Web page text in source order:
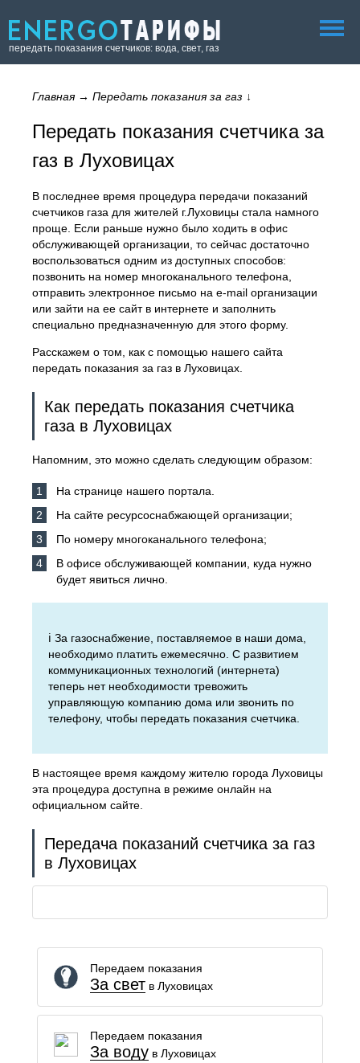
передать показания счетчиков: вода, свет, газ
Главная→ Передать показания за газ ↓
Передать показания счетчика за
газ в Луховицах
В последнее время процедура передачи показаний
счетчиков газа для жителей г.Луховицы стала намного
проще. Если раньше нужно было ходить в офис
обслуживающей организации, то сейчас достаточно
воспользоваться одним из доступных способов:
позвонить на номер многоканального телефона,
отправить электронное письмо на e-mail организации
или зайти на ее сайт в интернете и заполнить
специально предназначенную для этого форму.
Расскажем о том, как с помощью нашего сайта
передать показания за газ в Луховицах.
Как передать показания счетчика
газа в Луховицах
Напомним, это можно сделать следующим образом:
На странице нашего портала.
На сайте ресурсоснабжающей организации;
По номеру многоканального телефона;
В офисе обслуживающей компании, куда нужно
будет явиться лично.
ℹ️ За газоснабжение, поставляемое в наши дома,
необходимо платить ежемесячно. С развитием
коммуникационных технологий (интернета)
теперь нет необходимости тревожить
управляющую компанию дома или звонить по
телефону, чтобы передать показания счетчика.
В настоящее время каждому жителю города Луховицы
эта процедура доступна в режиме онлайн на
официальном сайте.
Передача показаний счетчика за газ
в Луховицах
Передаем показания
За светв Луховицах
Передаем показания
За водув Луховицах